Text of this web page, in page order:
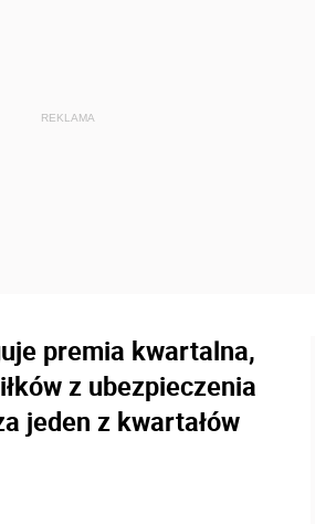
premia kwartalna,
z ubezpieczenia
jeden z kwartałów